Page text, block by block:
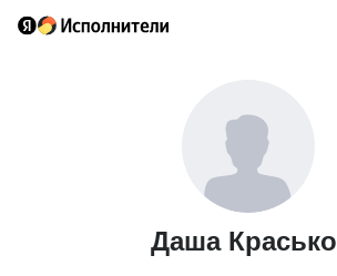
Даша Красько